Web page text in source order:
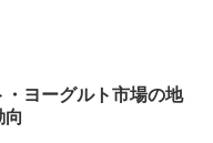
・ヨーグルト市場の地
向